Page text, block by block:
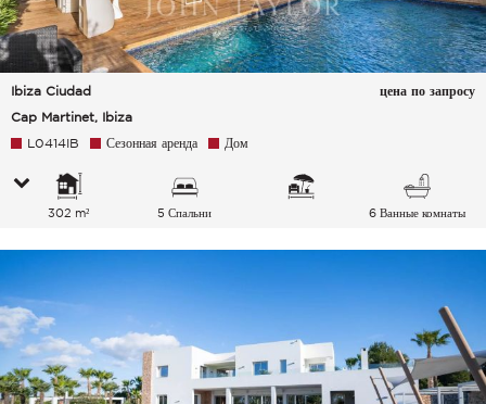
Ibiza Ciudad
Cap Martinet, Ibiza
цена по запросу
L0414IB Сезонная аренда Дом
302 m² 5 Спальни 6 Ванные комнаты